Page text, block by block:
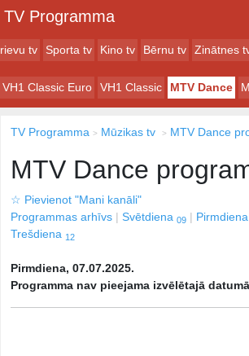
TV Programma
tv Sporta tv Kino tv Bērnu tv Zinātnes
VH1 Classic Euro VH1 Classic MTV Dance
TV Programma Mūzikas tv MTV Dance
MTV Dance
☆ Pievienot "Mani kanāli"
Programmas arhīvs
Svētdiena 09 Pirmdiena
Trešdiena 12
Pirmdiena, 07.07.2025.
Programma nav pieejama izvēlētajā